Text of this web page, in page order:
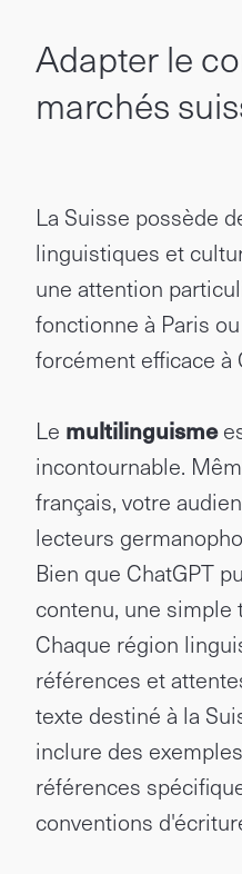
Adapter le
marchés
La Suisse possède
linguistiques et
une attention
fonctionne à Paris
forcément efficace à
Le multilinguisme
incontournable.
français, votre
lecteurs
Bien que ChatGPT
contenu, une simple
Chaque région
références et
texte destiné à la
inclure des
références
conventions